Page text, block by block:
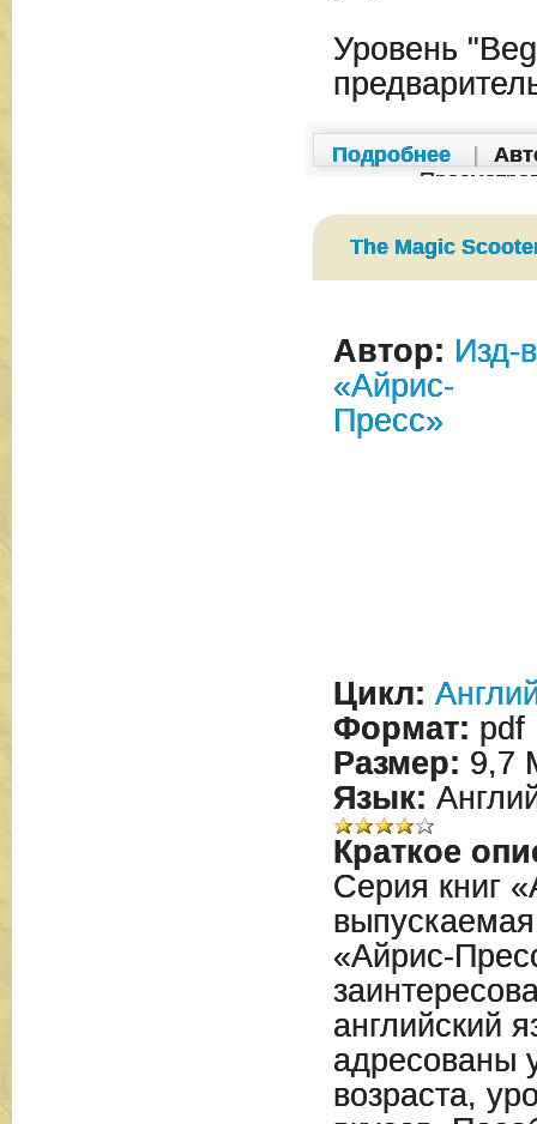
Уровень
Подробнее
The Magic
Автор: Изд-
«Айрис-
Пресс»
Цикл:
Формат: pdf
Размер: 9,7
Язык:
Краткое
Серия книг
«Айрис-
английский
адресованы
возраста,